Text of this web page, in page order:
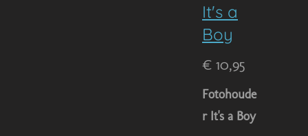
It's a
Boy
€ 10,95
Fotohoude
r It's a Boy